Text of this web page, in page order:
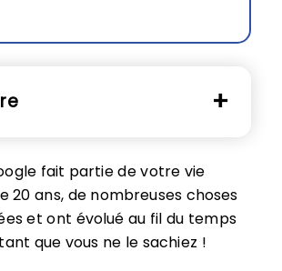
fait partie de votre vie
20 ans, de nombreuses choses
et ont évolué au fil du temps
que vous ne le sachiez !